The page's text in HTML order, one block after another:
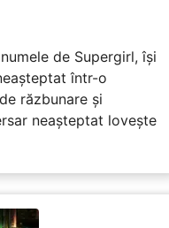
de Supergirl, își
într-o
răzbunare și
neașteptat lovește